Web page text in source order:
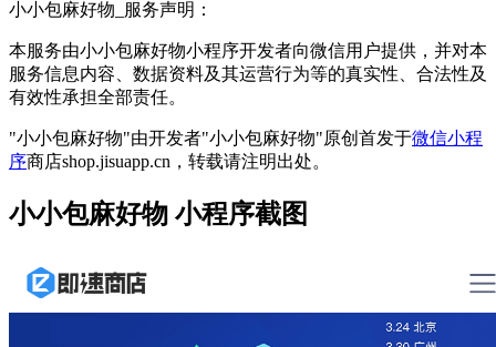
小小包麻好物_服务声明：
本服务由小小包麻好物小程序开发者向微信用户提供，并对本
服务信息内容、数据资料及其运营行为等的真实性、合法性及
有效性承担全部责任。
"小小包麻好物"由开发者"小小包麻好物"原创首发于微信小程
序商店shop.jisuapp.cn，转载请注明出处。
小小包麻好物 小程序截图